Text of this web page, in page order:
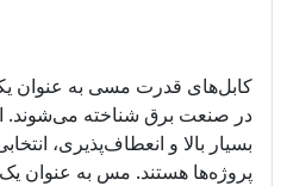
کابل‌های قدرت مسی به عنوان
در صنعت برق شناخته می‌شوند.
بسیار بالا و انعطاف‌پذیری،
پروژه‌ها هستند. مس به عنوان یک